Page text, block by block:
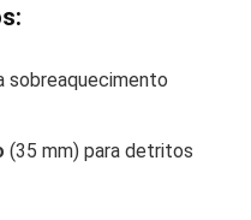
sobreaquecimento
(35 mm) para detritos